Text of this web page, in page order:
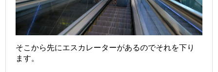
そこから先にエスカレーターがあるのでそれを下り
ます。